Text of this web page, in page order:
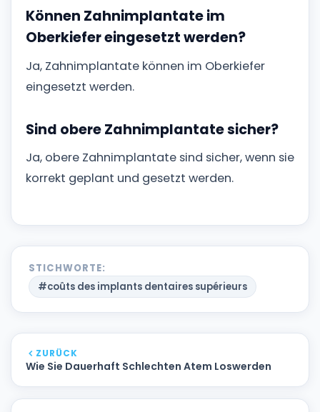
Können Zahnimplantate im
Oberkiefer eingesetzt werden?
Ja, Zahnimplantate können im Oberkiefer
eingesetzt werden.
Sind obere Zahnimplantate sicher?
Ja, obere Zahnimplantate sind sicher, wenn sie
korrekt geplant und gesetzt werden.
STICHWORTE:
#coûts des implants dentaires supérieurs
ZURÜCK
Wie Sie Dauerhaft Schlechten Atem Loswerden